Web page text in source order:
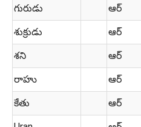
గురుడు ఆర్
శుక్రుడు ఆర్
శని ఆర్
రాహు ఆర్
కేతు ఆర్